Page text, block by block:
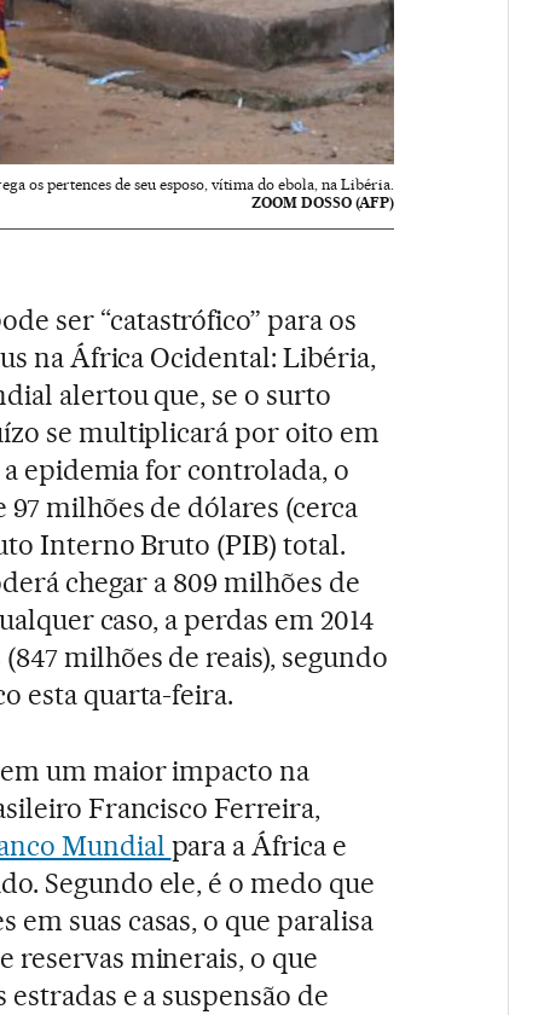
os pertences de seu esposo, vítima do ebola, na Libéria.
ZOOM DOSSO (AFP)
ser “catastrófico” para os
na África Ocidental: Libéria,
alertou que, se o surto
se multiplicará por oito em
epidemia for controlada, o
milhões de dólares (cerca
Interno Bruto (PIB) total.
chegar a 809 milhões de
caso, a perdas em 2014
milhões de reais), segundo
esta quarta-feira.
um maior impacto na
Francisco Ferreira,
Mundial para a África e
Segundo ele, é o medo que
suas casas, o que paralisa
reservas minerais, o que
e a suspensão de